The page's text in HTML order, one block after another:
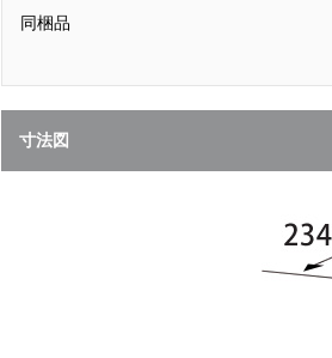
同梱品
寸法図